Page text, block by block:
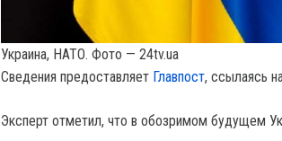
Украина, НАТО. Фото — 24tv.ua
Сведения предоставляет Главпост, ссылаясь
Эксперт отметил, что в обозримом будущем